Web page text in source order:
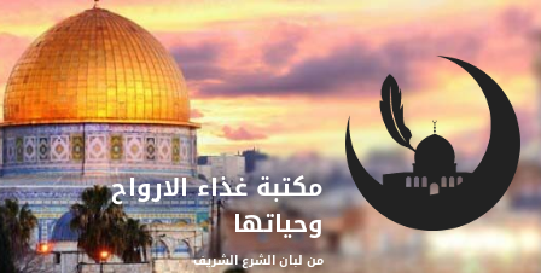
تجاوز إلى المحتوى الرئيسي
مكتبة غذاء الارواح
وحياتها
من لبان الشرع الشريف